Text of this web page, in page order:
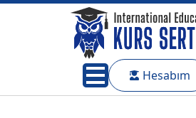
Hesabım